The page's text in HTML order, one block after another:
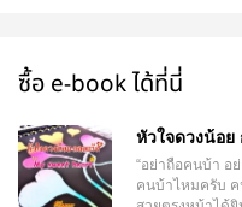
ซื้อ e-book ได้ที่นี่
หัวใจดวงน้อย
“อย่าถือคนบ้า อ
คนบ้าไหมครับ ค